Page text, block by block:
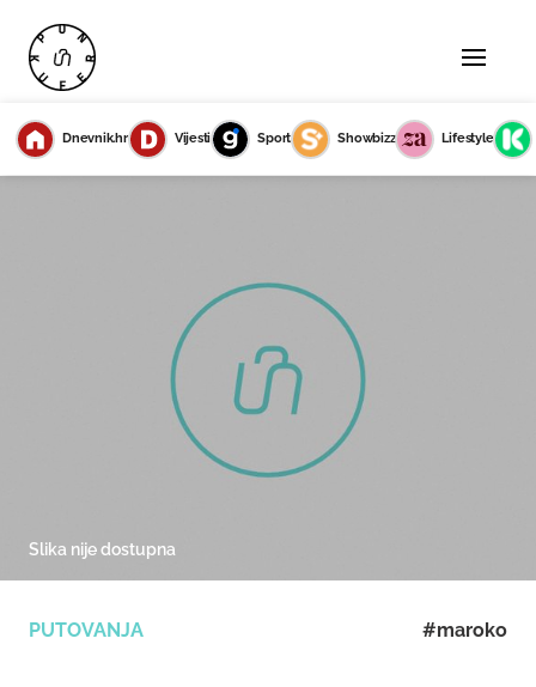
Dnevnik.hr Vijesti Sport Showbizz Lifestyle
PUTOVANJA #maroko
Slika nije dostupna